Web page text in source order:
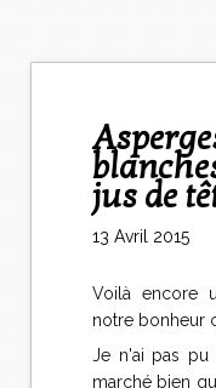
Asperges vertes et
jus de
13 Avril 2015
Voilà encore
notre bonheur
Je n'ai pas pu
marché bien